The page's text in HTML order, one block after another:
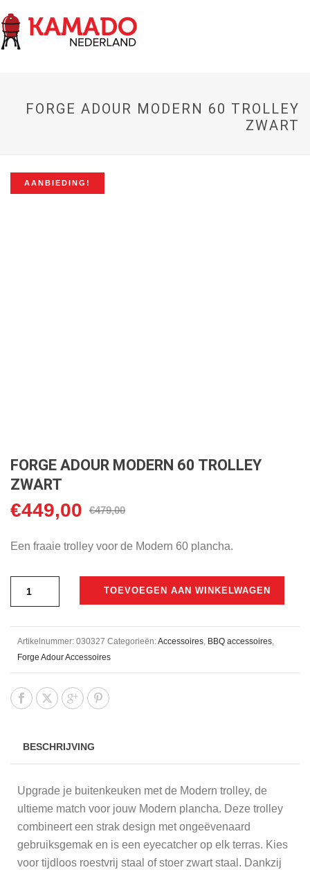
FORGE ADOUR MODERN 60 TROLLEY
ZWART
AANBIEDING!
FORGE ADOUR MODERN 60 TROLLEY
ZWART
€479,00
Oorspronkelijke
was:
€449,00 Huidige
is:
Een fraaie trolley voor de Modern 60 plancha.
TOEVOEGEN AAN WINKELWAGEN
Artikelnummer: 030327 Categorieën:Accessoires, BBQ accessoires,
Forge Adour Accessoires
BESCHRIJVING
Upgrade je buitenkeuken met de Modern trolley, de
ultieme match voor jouw Modern plancha. Deze trolley
combineert een strak design met ongeëvenaard
gebruiksgemak en is een eyecatcher op elk terras. Kies
voor tijdloos roestvrij staal of stoer zwart staal. Dankzij